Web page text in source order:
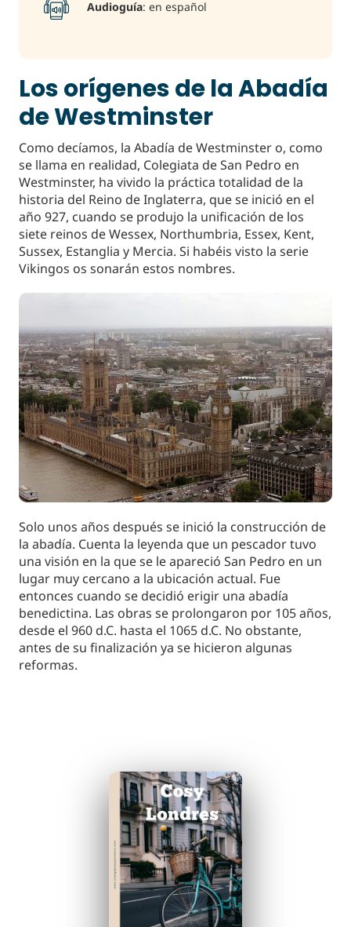
Audioguía: en español
Los orígenes de la Abadía
de Westminster
Como decíamos, la Abadía de Westminster o, como
se llama en realidad, Colegiata de San Pedro en
Westminster, ha vivido la práctica totalidad de la
historia del Reino de Inglaterra, que se inició en el
año 927, cuando se produjo la unificación de los
siete reinos de Wessex, Northumbria, Essex, Kent,
Sussex, Estanglia y Mercia. Si habéis visto la serie
Vikingos os sonarán estos nombres.
Solo unos años después se inició la construcción de
la abadía. Cuenta la leyenda que un pescador tuvo
una visión en la que se le apareció San Pedro en un
lugar muy cercano a la ubicación actual. Fue
entonces cuando se decidió erigir una abadía
benedictina. Las obras se prolongaron por 105 años,
desde el 960 d.C. hasta el 1065 d.C. No obstante,
antes de su finalización ya se hicieron algunas
reformas.